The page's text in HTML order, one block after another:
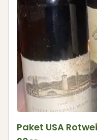
Paket USA